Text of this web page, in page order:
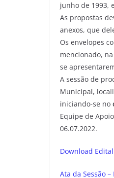
junho de 1993,
As propostas
anexos, que
Os envelopes
mencionado,
se
A sessão de
Municipal,
iniciando-se no
Equipe de
06.07.2022.
Download Edital
Ata da Sessão –